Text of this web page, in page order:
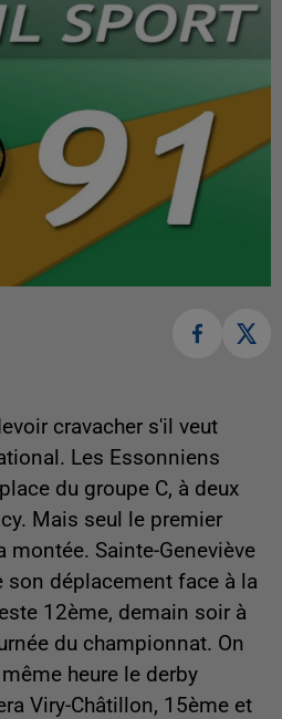
cravacher s'il veut
Les Essonniens
du groupe C, à deux
Mais seul le premier
montée. Sainte-Geneviève
son déplacement face à la
12ème, demain soir à
du championnat. On
heure le derby
Viry-Châtillon, 15ème et